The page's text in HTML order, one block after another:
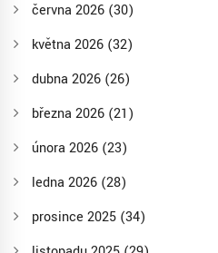
června 2026 (30)
května 2026 (32)
dubna 2026 (26)
března 2026 (21)
února 2026 (23)
ledna 2026 (28)
prosince 2025 (34)